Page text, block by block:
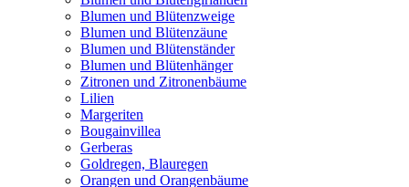
Blumen und Blütenzweige
Blumen und Blütenzäune
Blumen und Blütenständer
Blumen und Blütenhänger
Zitronen und Zitronenbäume
Lilien
Margeriten
Bougainvillea
Gerberas
Goldregen, Blauregen
Orangen und Orangenbäume